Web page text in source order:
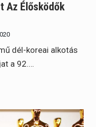
Az Élősködők
dél-koreai alkotás
a 92.…